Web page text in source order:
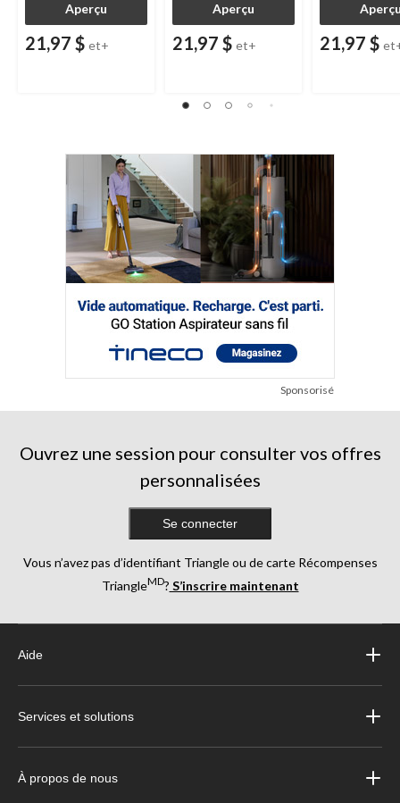
Aperçu
21,97 $ et+
Aperçu
21,97 $ et+ 21,97 $
Sponsorisé
Ouvrez une session pour consulter vos offres
personnalisées
Se connecter
Vous n’avez pas d’identifiant Triangle ou de carte Récompenses
TriangleMD? S’inscrire maintenant
Aide
Services et solutions
À propos de nous